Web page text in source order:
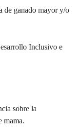
de ganado mayor y/o
Inclusivo e
sobre la
mama.